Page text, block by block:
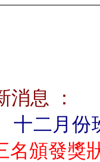
消息 ：
十二月份
名頒發獎